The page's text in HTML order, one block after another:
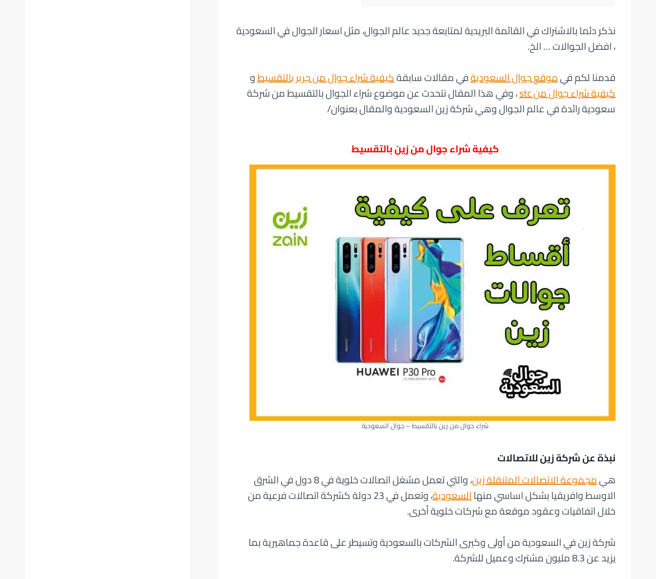
نذكر دئما بالاشتراك في القائمة البريدية لمتابعة جديد عالم الجوال، مثل اسعار الجوال في السعودية
، افضل الجوالات … الخ.
قدمنا لكم فيموقع جوال السعوديةفي مقالات سابقةكيفية شراء جوال من جرير بالتقسيطو
كيفية شراء جوال من stc
، وفي هذا المقال نتحدث عن موضوع شراء الجوال بالتقسيط من شركة
سعودية رائدة في عالم الجوال وهي شركة زين السعودية والمقال بعنوان/
كيفية شراء جوال من زين بالتقسيط
شراء جوال من زين بالتقسيط – جوال السعودية
نبذة عن شركة زين للاتصالات
هيمجموعة الاتصالات المتنقلة زين
، والتي تعمل مشغل اتصالات خلوية في 8 دول في الشرق
الاوسط وافريقيا بشكل اساسي منهاالسعودية
، وتعمل في 23 دولة كشركة اتصالات فرعية من
خلال اتفاقيات وعقود موقعة مع شركات خلوية أخرى.
شركة زين في السعودية من أولى وكبرى الشركات بالسعودية وتسيطر على قاعدة جماهيرية بما
يزيد عن 8.3 مليون مشترك وعميل للشركة.